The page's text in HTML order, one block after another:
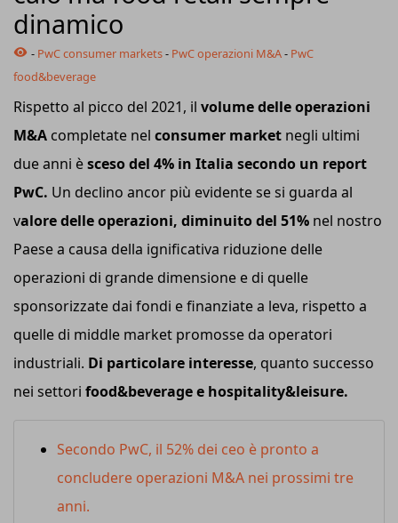
dinamico
- PwC consumer markets- PwC operazioni M&A- PwC
food&beverage
Rispetto al picco del 2021, il volume delle operazioni
M&A completate nel consumer market negli ultimi
due anni èsceso del 4% in Italia secondo un report
PwC. Un declino ancor più evidente se si guarda al
valore delleoperazioni, diminuito del 51% nel nostro
Paese a causa della ignificativa riduzione delle
operazioni di grande dimensione e di quelle
sponsorizzate dai fondi e finanziate a leva, rispetto a
quelle di middle market promosse da operatori
industriali. Di particolare interesse, quanto successo
nei settori food&beverage e hospitality&leisure.
Secondo PwC, il 52% dei ceo è pronto a
concludere operazioni M&A nei prossimi tre
anni.